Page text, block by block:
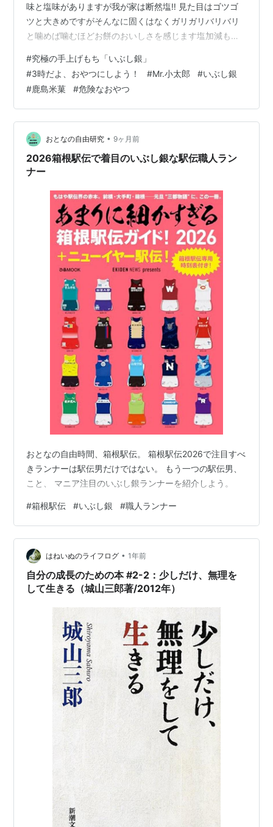
味と塩味がありますが我が家は断然塩‼️ 見た目はゴツゴ
ツと大きめですがそんなに固くはなくガリガリバリバリ
と噛めば噛むほどお餅のおいしさを感じます塩加減もよ
キング参加中食べ物 ランキング参加中ライフスタイル ラ
ンキング参加中お写んぽ日記 ランキング参加中【公式】
2025年開設ブログ
#究極の手上げもち「いぶし銀」
#3時だよ、おやつにしよう！ #Mr.小太郎 #いぶし銀
#鹿島米菓 #危険なおやつ
おとなの自由研究 • 9ヶ月前
2026箱根駅伝で着目のいぶし銀な駅伝職人ラン
ナー
おとなの自由時間、箱根駅伝。 箱根駅伝2026で注目すべ
きランナーは駅伝男だけではない。 もう一つの駅伝男、
こと、 マニア注目のいぶし銀ランナーを紹介しよう。
#箱根駅伝 #いぶし銀 #職人ランナー
はねいぬのライフログ • 1年前
自分の成長のための本 #2-2：少しだけ、無理を
して生きる（城山三郎著/2012年）